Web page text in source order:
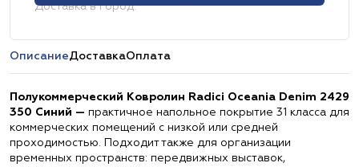
Доставка в город:
ОписаниеДоставкаОплата
Полукоммерческий Ковролин Radici Oceania Denim 2429
350 Синий — практичное напольное покрытие 31 класса для
коммерческих помещений с низкой или средней
проходимостью. Подходит также для организации
временных пространств: передвижных выставок,